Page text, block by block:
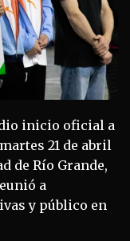
inicio oficial a
21 de abril
de Río Grande,
a
y público en